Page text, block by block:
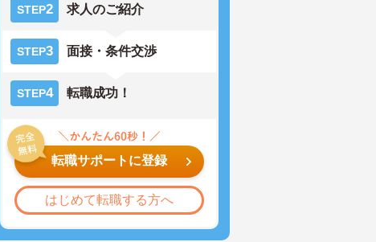
STEP2 求人のご紹介
STEP3 面接・条件交渉
STEP4 転職成功！
転職サポートに登録
はじめて転職する方へ